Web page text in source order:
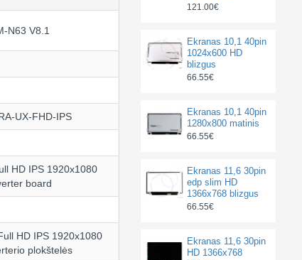
N63 V8.1
UX-FHD-IPS
HD IPS 1920x1080
board
HD IPS 1920x1080
plokštelės
121.00€
Ekranas 10,1 40pin
1024x600 HD
blizgus
66.55€
Ekranas 10,1 40pin
1280x800 matinis
66.55€
Ekranas 11,6 30pin
edp slim HD
1366x768 blizgus
66.55€
Ekranas 11,6 30pin
HD 1366x768